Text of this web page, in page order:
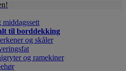
middagssett
til borddekking
og skåler
og ramekiner